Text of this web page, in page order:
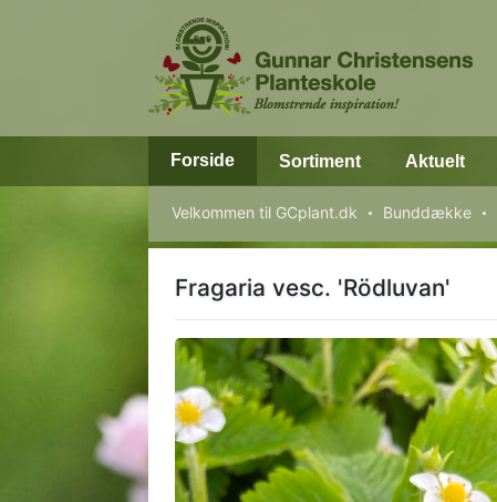
Forside Sortiment Aktuelt
Velkommen til GCplant.dk Bunddække
Fragaria vesc. 'Rödluvan'